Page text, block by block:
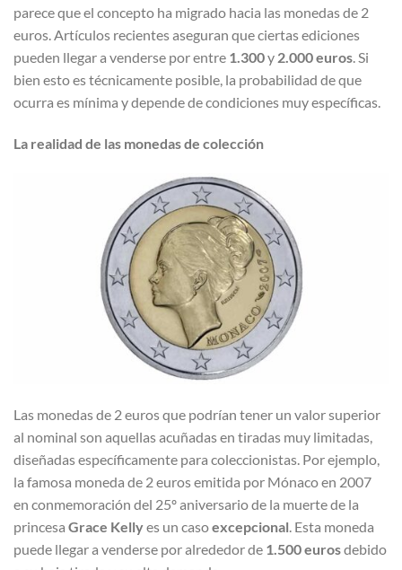
parece que el concepto ha migrado hacia las monedas de 2
euros. Artículos recientes aseguran que ciertas ediciones
pueden llegar a venderse por entre 1.300y 2.000 euros. Si
bien esto es técnicamente posible, la probabilidad de que
ocurra es mínima y depende de condiciones muy específicas.
La realidad de las monedas de colección
Las monedas de 2 euros que podrían tener un valor superior
al nominal son aquellas acuñadas en tiradas muy limitadas,
diseñadas específicamente para coleccionistas. Por ejemplo,
la famosa moneda de 2 euros emitida por Mónaco en 2007
en conmemoración del 25º aniversario de la muerte de la
princesa Grace Kellyes un casoexcepcional . Esta moneda
puede llegar a venderse por alrededor de 1.500 eurosdebido